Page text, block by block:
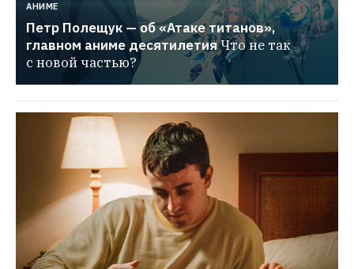
АНИМЕ
Петр Полещук — об «Атаке титанов»,
главном аниме десятилетияЧто не так
с новой частью?